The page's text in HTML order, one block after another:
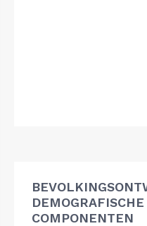
DEMOGRAFISCHE
COMPONENTEN